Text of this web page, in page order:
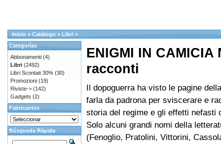
Inicio » Catálogo » Libri »
ENIGMI IN CAMICIA
racconti
Il dopoguerra ha visto le pagine
farla da padrona per sviscerare e
storia del regime e gli effetti nefasti
Solo alcuni grandi nomi della
(Fenoglio, Pratolini, Vittorini,
Categorías
Abbonamenti (4)
Libri (2492)
Libri Scontati 30% (30)
Promozioni (19)
Riviste-> (142)
Gadgets (2)
Fabricantes
Búsqueda Rápida